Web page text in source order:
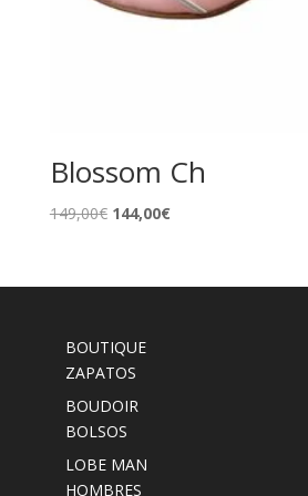
Blossom Ch
149,00€ El
era:
144,00€El
es:
BOUTIQUE
ZAPATOS
BOUDOIR
BOLSOS
LOBE MAN
HOMBRES